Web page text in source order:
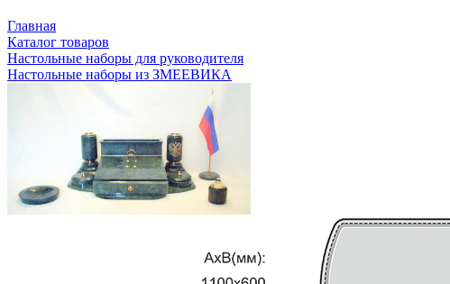
Главная
Каталог товаров
Настольные наборы для руководителя
Настольные наборы из ЗМЕЕВИКА